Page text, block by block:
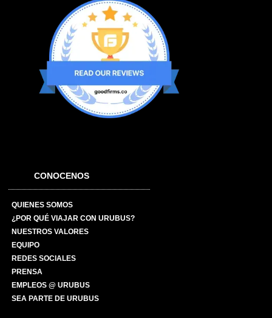
CONOCENOS
QUIENES SOMOS
¿POR QUÉ VIAJAR CON URUBUS?
NUESTROS VALORES
EQUIPO
REDES SOCIALES
PRENSA
EMPLEOS @ URUBUS
SEA PARTE DE URUBUS